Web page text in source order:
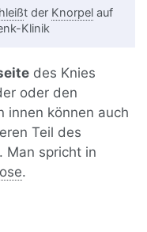
t der Knorpel auf
Klinik
des Knies
oder den
innen können auch
Teil des
Man spricht in
.
Innenseite: